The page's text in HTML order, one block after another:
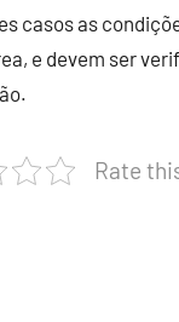
casos as
e devem ser
Rate